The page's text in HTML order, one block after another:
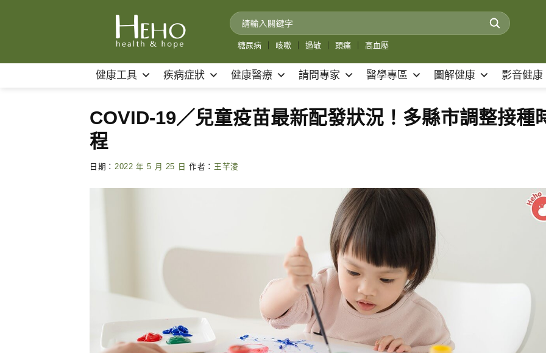
糖尿病 咳嗽 過敏 頭痛 高血壓
健康工具 疾病症狀 健康醫療 請問專家 醫學專區 圖解健康 影音健康
COVID-19／兒童疫苗最新配發狀況！多縣市調整接種
程
日期： 2022 年 5 月 25 日 作者： 王芊淩